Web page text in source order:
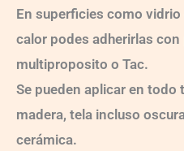
En superficies como
calor podes adherirlas
multiproposito o Tac.
Se pueden aplicar en todo
madera, tela incluso
cerámica.